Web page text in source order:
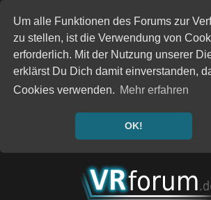
Um alle Funktionen des Forums zur
zu stellen, ist die Verwendung von
erforderlich. Mit der Nutzung unserer
erklärst Du Dich damit einverstanden,
Cookies verwenden. Mehr erfahren
OK!